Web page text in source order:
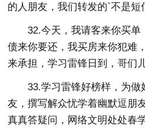
的人朋友，我们转发的`不是短
32.今天，我请客来你买单
债来你要还，我买房来你犯难
来承担，学习雷锋日到，哥们
33.学习雷锋好榜样，为做
友，撰写解众忧学着幽默逗朋
真真答疑问，网络文明处处春